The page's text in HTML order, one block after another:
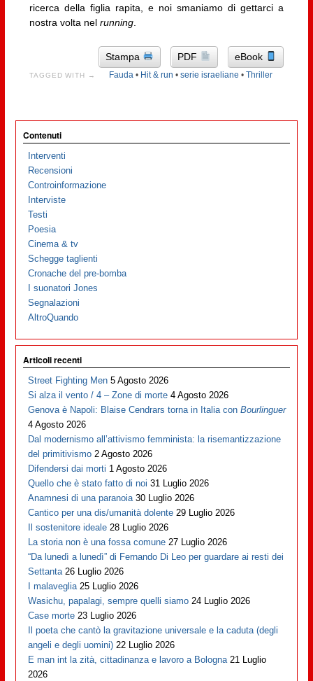
ricerca della figlia rapita, e noi smaniamo di gettarci a
nostra volta nel running.
Stampa PDF eBook
TAGGED WITH → Fauda • Hit & run •serie israeliane •Thriller
Contenuti
Interventi
Recensioni
Controinformazione
Interviste
Testi
Poesia
Cinema & tv
Schegge taglienti
Cronache del pre-bomba
I suonatori Jones
Segnalazioni
AltroQuando
Articoli recenti
Street Fighting Men 5 Agosto 2026
Si alza il vento / 4 – Zone di morte 4 Agosto 2026
Genova è Napoli: Blaise Cendrars torna in Italia conBourlinguer
4 Agosto 2026
Dal modernismo all’attivismo femminista: la risemantizzazione
del primitivismo 2 Agosto 2026
Difendersi dai morti 1 Agosto 2026
Quello che è stato fatto di noi 31 Luglio 2026
Anamnesi di una paranoia 30 Luglio 2026
Cantico per una dis/umanità dolente 29 Luglio 2026
Il sostenitore ideale 28 Luglio 2026
La storia non è una fossa comune 27 Luglio 2026
“Da lunedì a lunedì” di Fernando Di Leo per guardare ai resti dei
Settanta 26 Luglio 2026
I malaveglia 25 Luglio 2026
Wasichu, papalagi, sempre quelli siamo 24 Luglio 2026
Case morte 23 Luglio 2026
Il poeta che cantò la gravitazione universale e la caduta (degli
angeli e degli uomini) 22 Luglio 2026
E man int la zità, cittadinanza e lavoro a Bologna 21 Luglio
2026